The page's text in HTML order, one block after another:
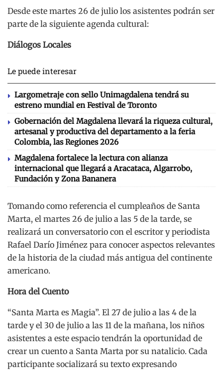
Desde este martes 26 de julio los asistentes podrán ser
parte de la siguiente agenda cultural:
Diálogos Locales
Le puede interesar
Largometraje con sello Unimagdalena tendrá su
estreno mundial en Festival de Toronto
Gobernación del Magdalena llevará la riqueza cultural,
artesanal y productiva del departamento a la feria
Colombia, las Regiones 2026
Magdalena fortalece la lectura con alianza
internacional que llegará a Aracataca, Algarrobo,
Fundación y Zona Bananera
Tomando como referencia el cumpleaños de Santa
Marta, el martes 26 de julio a las 5 de la tarde, se
realizará un conversatorio con el escritor y periodista
Rafael Darío Jiménez para conocer aspectos relevantes
de la historia de la ciudad más antigua del continente
americano.
Hora del Cuento
“Santa Marta es Magia”. El 27 de julio a las 4 de la
tarde y el 30 de julio a las 11 de la mañana, los niños
asistentes a este espacio tendrán la oportunidad de
crear un cuento a Santa Marta por su natalicio. Cada
participante socializará su texto expresando